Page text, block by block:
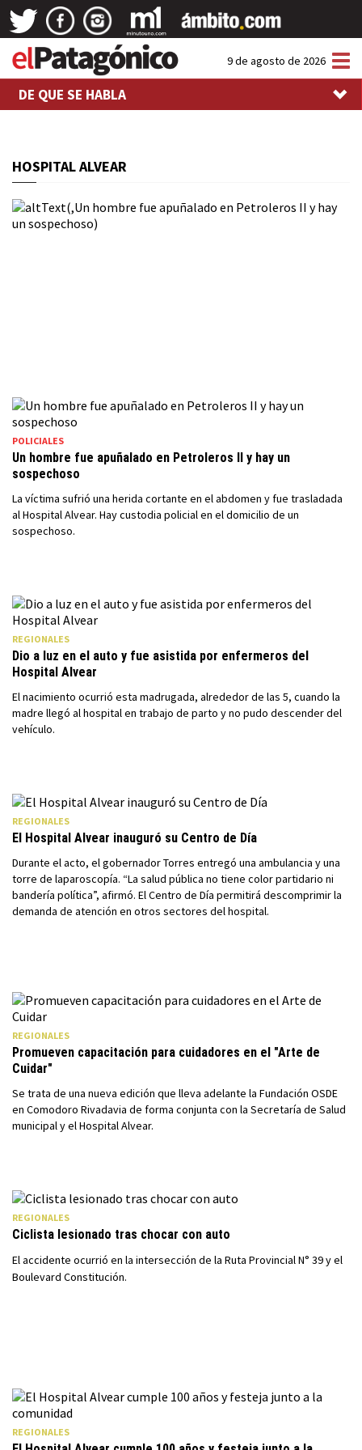
9 de agosto de 2026
DE QUE SE HABLA
HOSPITAL ALVEAR
POLICIALES
Un hombre fue apuñalado en Petroleros II y hay un
sospechoso
La víctima sufrió una herida cortante en el abdomen y fue trasladada
al Hospital Alvear. Hay custodia policial en el domicilio de un
sospechoso.
REGIONALES
Dio a luz en el auto y fue asistida por enfermeros del
Hospital Alvear
El nacimiento ocurrió esta madrugada, alrededor de las 5, cuando la
madre llegó al hospital en trabajo de parto y no pudo descender del
vehículo.
REGIONALES
El Hospital Alvear inauguró su Centro de Día
Durante el acto, el gobernador Torres entregó una ambulancia y una
torre de laparoscopía. “La salud pública no tiene color partidario ni
bandería política”, afirmó. El Centro de Día permitirá descomprimir la
demanda de atención en otros sectores del hospital.
REGIONALES
Promueven capacitación para cuidadores en el "Arte de
Cuidar"
Se trata de una nueva edición que lleva adelante la Fundación OSDE
en Comodoro Rivadavia de forma conjunta con la Secretaría de Salud
municipal y el Hospital Alvear.
REGIONALES
Ciclista lesionado tras chocar con auto
El accidente ocurrió en la intersección de la Ruta Provincial N° 39 y el
Boulevard Constitución.
REGIONALES